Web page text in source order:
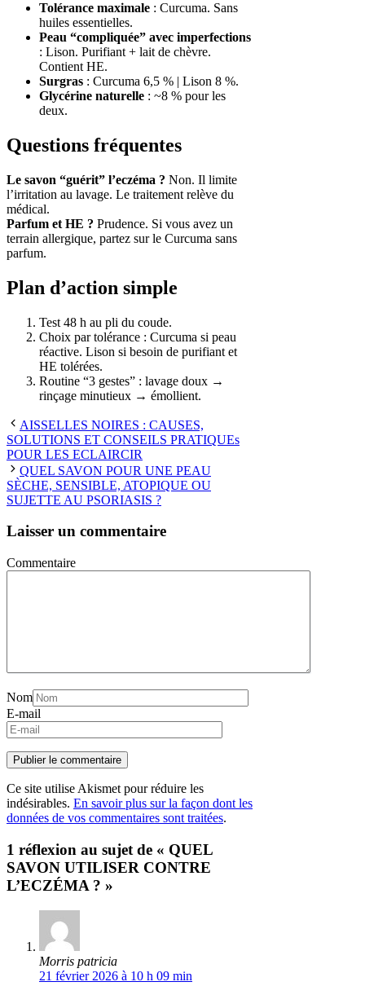
Tolérance maximale : Curcuma. Sans
huiles essentielles.
Peau “compliquée” avec imperfections
: Lison. Purifiant + lait de chèvre.
Contient HE.
Surgras : Curcuma 6,5 % | Lison 8 %.
Glycérine naturelle : ~8 % pour les
deux.
Questions fréquentes
Le savon “guérit” l’eczéma ? Non. Il limite
l’irritation au lavage. Le traitement relève du
médical.
Parfum et HE ? Prudence. Si vous avez un
terrain allergique, partez sur le Curcuma sans
parfum.
Plan d’action simple
Test 48 h au pli du coude.
Choix par tolérance : Curcuma si peau
réactive. Lison si besoin de purifiant et
HE tolérées.
Routine “3 gestes” : lavage doux →
rinçage minutieux → émollient.
AISSELLES NOIRES : CAUSES,
SOLUTIONS ET CONSEILS PRATIQUEs
POUR LES ECLAIRCIR
QUEL SAVON POUR UNE PEAU
SÈCHE, SENSIBLE, ATOPIQUE OU
SUJETTE AU PSORIASIS ?
Laisser un commentaire
Commentaire
Nom
E-mail
Ce site utilise Akismet pour réduire les
indésirables. En savoir plus sur la façon dont les
données de vos commentaires sont traitées.
1 réflexion au sujet de « QUEL
SAVON UTILISER CONTRE
L’ECZÉMA ? »
Morris patricia
21 février 2026 à 10 h 09 min